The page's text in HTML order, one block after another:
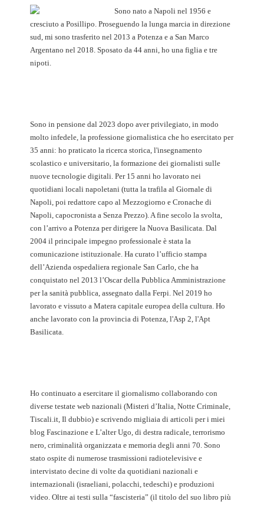
mirino
sui
nazi
Sono nato a Napoli nel 1956 e
cresciuto a Posillipo. Proseguendo la lunga marcia in direzione
sud, mi sono trasferito nel 2013 a Potenza e a San Marco
Argentano nel 2018. Sposato da 44 anni, ho una figlia e tre
nipoti.
Sono in pensione dal 2023 dopo aver privilegiato, in modo
molto infedele, la professione giornalistica che ho esercitato per
35 anni: ho praticato la ricerca storica, l'insegnamento
scolastico e universitario, la formazione dei giornalisti sulle
nuove tecnologie digitali. Per 15 anni ho lavorato nei
quotidiani locali napoletani (tutta la trafila al Giornale di
Napoli, poi redattore capo al Mezzogiorno e Cronache di
Napoli, capocronista a Senza Prezzo). A fine secolo la svolta,
con l’arrivo a Potenza per dirigere la Nuova Basilicata. Dal
2004 il principale impegno professionale è stata la
comunicazione istituzionale. Ha curato l’ufficio stampa
dell’Azienda ospedaliera regionale San Carlo, che ha
conquistato nel 2013 l’Oscar della Pubblica Amministrazione
per la sanità pubblica, assegnato dalla Ferpi. Nel 2019 ho
lavorato e vissuto a Matera capitale europea della cultura. Ho
anche lavorato con la provincia di Potenza, l'Asp 2, l'Apt
Basilicata.
Ho continuato a esercitare il giornalismo collaborando con
diverse testate web nazionali (Misteri d’Italia, Notte Criminale,
Tiscali.it, Il dubbio) e scrivendo migliaia di articoli per i miei
blog Fascinazione e L’alter Ugo, di destra radicale, terrorismo
nero, criminalità organizzata e memoria degli anni 70. Sono
stato ospite di numerose trasmissioni radiotelevisive e
intervistato decine di volte da quotidiani nazionali e
internazionali (israeliani, polacchi, tedeschi) e produzioni
video. Oltre ai testi sulla “fascisteria” (il titolo del suo libro più